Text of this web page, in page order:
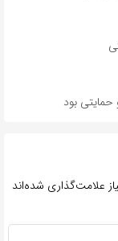
حمایتی بود
علامت‌گذاری شده‌اند